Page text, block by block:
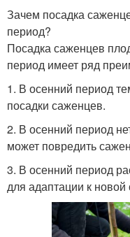
Зачем посадка
период?
Посадка саженцев
период имеет ряд
1. В осенний период
посадки саженцев.
2. В осенний период
может повредить
3. В осенний период
для адаптации к новой